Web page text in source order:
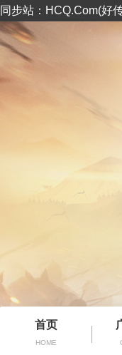
同步站：HCQ.Com(好
首页
HOME